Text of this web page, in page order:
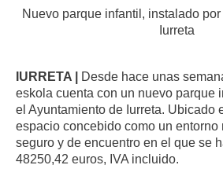
Nuevo parque infantil, instalado
Iurreta
IURRETA | Desde hace unas
eskola cuenta con un nuevo parque
el Ayuntamiento de Iurreta. Ubicado
espacio concebido como un entorno
seguro y de encuentro en el que se
48250,42 euros, IVA incluido.